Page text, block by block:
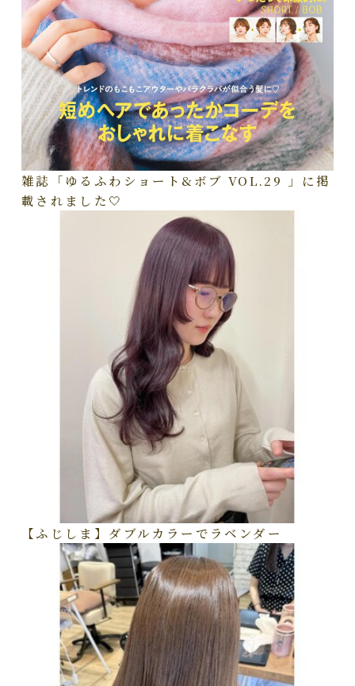
雑誌「ゆるふわショート&ボブ VOL.29 」に掲
載されました🤍
【ふじしま】ダブルカラーでラベンダー